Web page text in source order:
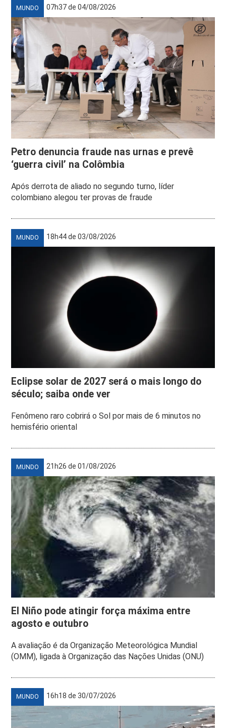
MUNDO 07h37 de 04/08/2026
Petro denuncia fraude nas urnas e prevê
‘guerra civil’ na Colômbia
Após derrota de aliado no segundo turno, líder
colombiano alegou ter provas de fraude
MUNDO 18h44 de 03/08/2026
Eclipse solar de 2027 será o mais longo do
século; saiba onde ver
Fenômeno raro cobrirá o Sol por mais de 6 minutos no
hemisfério oriental
MUNDO 21h26 de 01/08/2026
El Niño pode atingir força máxima entre
agosto e outubro
A avaliação é da Organização Meteorológica Mundial
(OMM), ligada à Organização das Nações Unidas (ONU)
MUNDO 16h18 de 30/07/2026